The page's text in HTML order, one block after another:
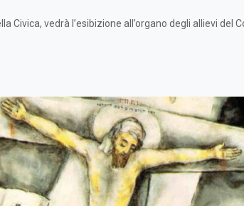
Civica, vedrà l’esibizione all’organo degli allievi del